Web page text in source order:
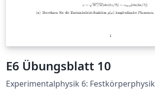
E6 Übungsblatt 10
Experimentalphysik 6: Festkörperphysik